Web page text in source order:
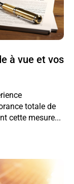
à vue et vos
totale de
cette mesure...